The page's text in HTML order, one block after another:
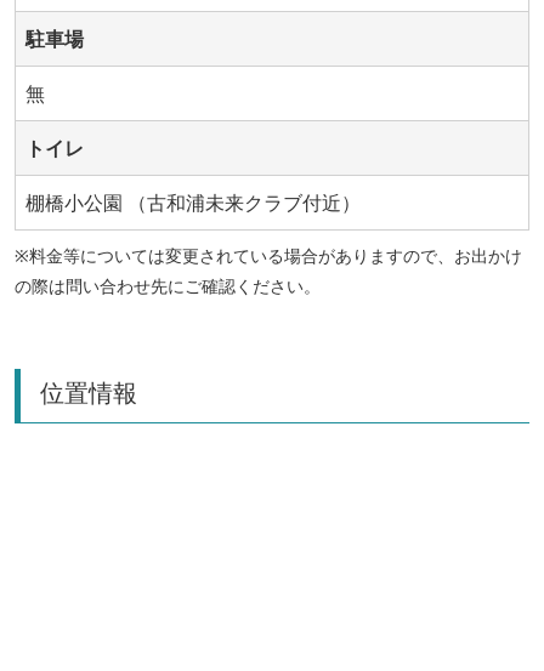
駐車場
無
トイレ
棚橋小公園 （古和浦未来クラブ付近）
※料金等については変更されている場合がありますので、お出かけ
の際は問い合わせ先にご確認ください。
位置情報